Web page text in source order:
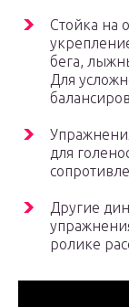
Стойка на
бега,
Для
для
Другие
ролике